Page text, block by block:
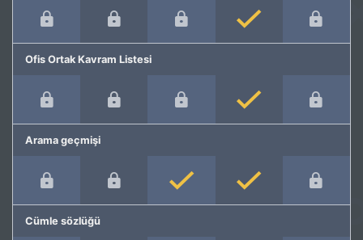
Ofis Ortak Kavram Listesi
Arama geçmişi
Cümle sözlüğü